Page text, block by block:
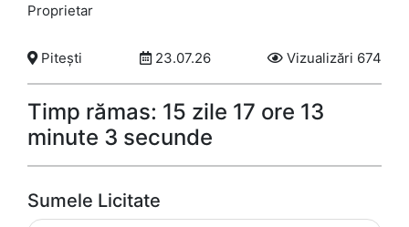
Proprietar
Pitești 23.07.26 Vizualizări 674
Timp rămas: 15 zile 17 ore 13
minute 3 secunde
Sumele Licitate